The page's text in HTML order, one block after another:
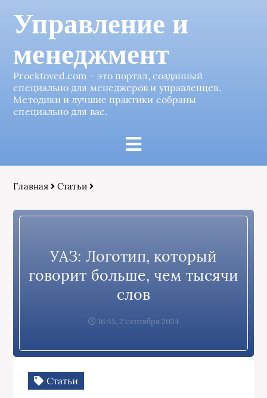
Управление и
менеджмент
Proektoved.com – это портал, созданный
специально для менеджеров и управленцев.
Методики и лучшие практики собраны
специально для вас.
Главная Статьи
УАЗ: Логотип, который
говорит больше, чем тысячи
слов
16:45, 2 сентября 2024
Статьи